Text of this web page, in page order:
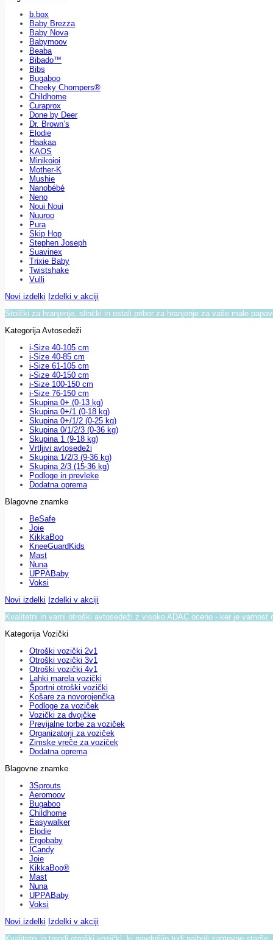
b.box
Baby Brezza
Baby Nova
Babymoov
Beaba
Bibado™
Bibs
Bugaboo
Cheeky Chompers®
Childhome
Curaprox
Done by Deer
Dr. Brown’s
Elodie
Haakaa
KAOS
Minikoioi
Mother-K
Mushie
Nanobébé
Neno
Noui Noui
Nuuroo
Pura
Skip Hop
Stephen Joseph
Suavinex
Trixie Baby
Twistshake
Vulli
Novi izdelki Izdelki v akciji
Stolčki za hranjenje, slinčki in ostali pribor za hranjenje za vaše male
Kategorija Avtosedeži
i-Size 40-105 cm
i-Size 40-85 cm
i-Size 61-105 cm
i-Size 40-150 cm
i-Size 100-150 cm
i-Size 76-150 cm
Skupina 0+ (0-13 kg)
Skupina 0+/1 (0-18 kg)
Skupina 0+/1/2 (0-25 kg)
Skupina 0/1/2/3 (0-36 kg)
Skupina 1 (9-18 kg)
Vrtljivi avtosedeži
Skupina 1/2/3 (9-36 kg)
Skupina 2/3 (15-36 kg)
Podloge in prevleke
Dodatna oprema
Blagovne znamke
BeSafe
Joie
KikkaBoo
KneeGuardKids
Mast
Nuna
UPPABaby
Voksi
Novi izdelki Izdelki v akciji
Kvalitetni in varni otroški avtosedeži z visoko ADAC oceno - ker je varnost
Kategorija Vozički
Otroški vozički 2v1
Otroški vozički 3v1
Otroški vozički 4v1
Lahki marela vozički
Športni otroški vozički
Košare za novorojenčka
Podloge za voziček
Vozički za dvojčke
Previjalne torbe za voziček
Organizatorji za voziček
Zimske vreče za voziček
Dodatna oprema
Blagovne znamke
3Sprouts
Aeromoov
Bugaboo
Childhome
Easywalker
Elodie
Ergobaby
ICandy
Joie
KikkaBoo®
Mast
Nuna
UPPABaby
Voksi
Novi izdelki Izdelki v akciji